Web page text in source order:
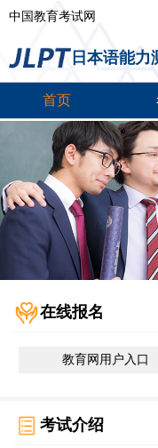
中国教育考试网
日本语能力
首页
在线报名
教育网用户入口
考试介绍